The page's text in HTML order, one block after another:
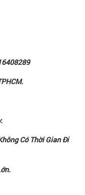
Có Thời Gian Đi